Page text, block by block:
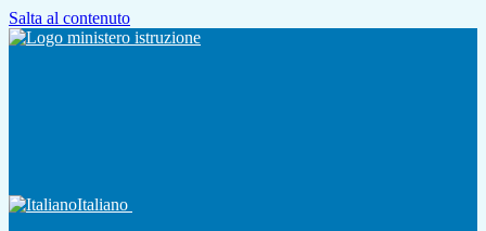
Salta al contenuto
Italiano